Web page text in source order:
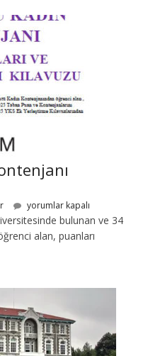
yorumlar kapalı
bulunan ve 34
alan, puanları